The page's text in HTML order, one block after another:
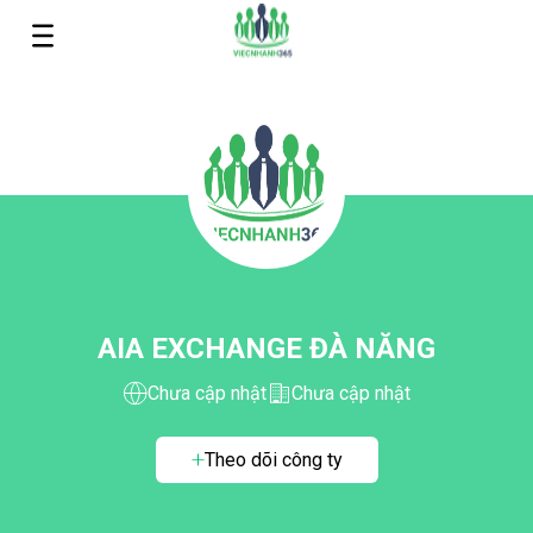
AIA EXCHANGE ĐÀ NĂNG
Chưa cập nhật Chưa cập nhật
Theo dõi công ty